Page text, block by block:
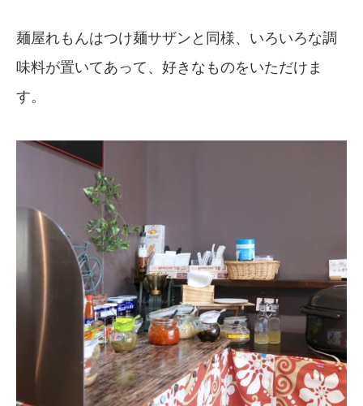
麺屋れもんはつけ麺サザンと同様、いろいろな調
味料が置いてあって、好きなものをいただけま
す。